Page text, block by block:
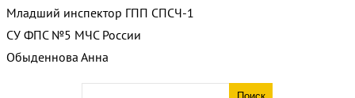
Младший инспектор ГПП СПСЧ-1
СУ ФПС №5 МЧС России
Обыденнова Анна